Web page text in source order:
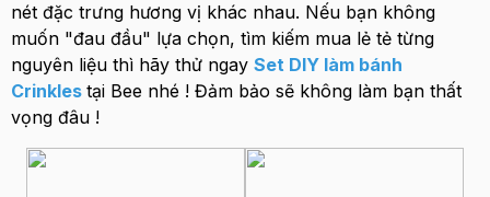
nét đặc trưng hương vị khác nhau. Nếu bạn không
muốn "đau đầu" lựa chọn, tìm kiếm mua lẻ tẻ từng
nguyên liệu thì hãy thử ngay Set DIY làm bánh
Crinkles tại Bee nhé ! Đảm bảo sẽ không làm bạn thất
vọng đâu !